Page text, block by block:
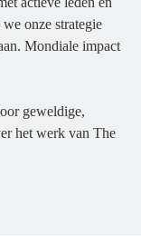
onze strategie
Mondiale impact
geweldige,
het werk van The